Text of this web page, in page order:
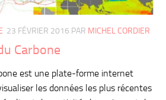
23 FÉVRIER 2016 PAR MICHEL CORDIER
Carbone
est une plate-forme internet
les données les plus récentes